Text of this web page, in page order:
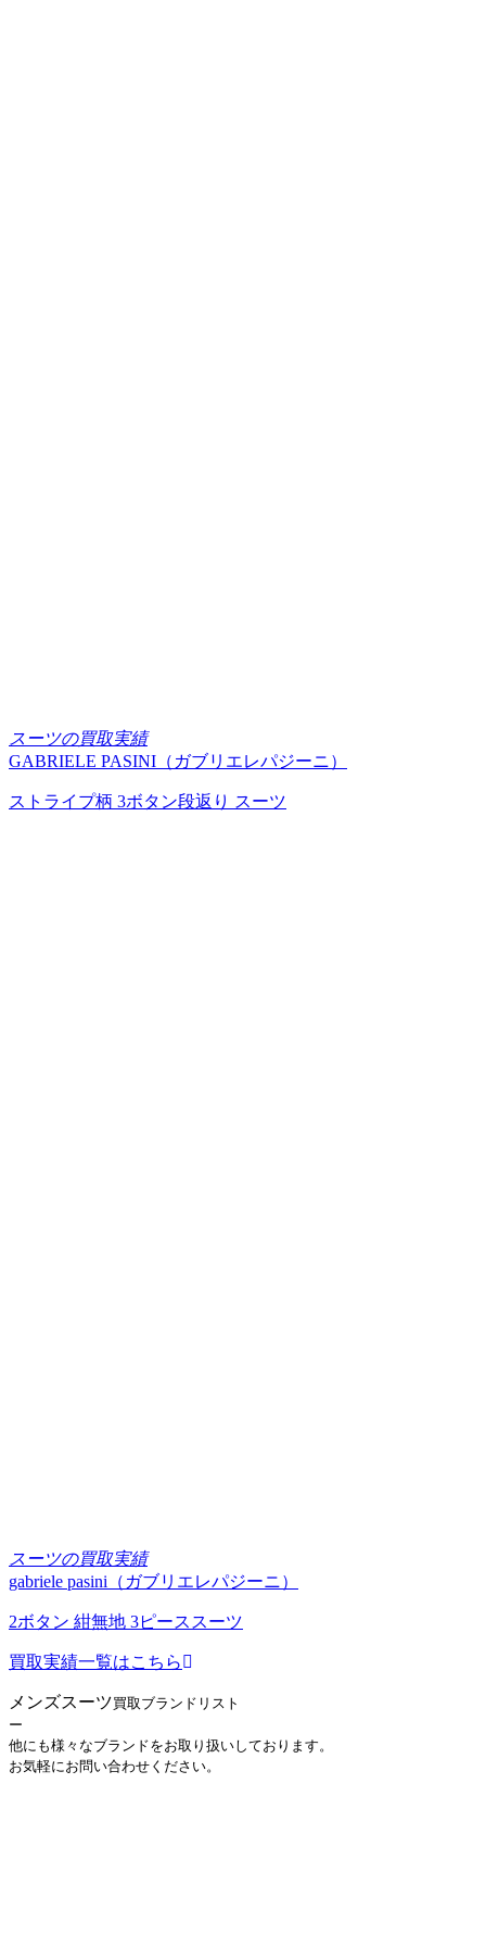
スーツの買取実績
GABRIELE PASINI（ガブリエレパジーニ）
ストライプ柄 3ボタン段返り スーツ
スーツの買取実績
gabriele pasini（ガブリエレパジーニ）
2ボタン 紺無地 3ピーススーツ
買取実績一覧はこちら
メンズスーツ買取ブランドリスト
ー
他にも様々なブランドをお取り扱いしております。
お気軽にお問い合わせください。